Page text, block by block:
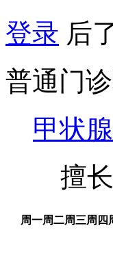
登录 后
普通门
甲状
擅
周一周二周三周四